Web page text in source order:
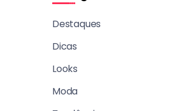
Destaques
Dicas
Looks
Moda